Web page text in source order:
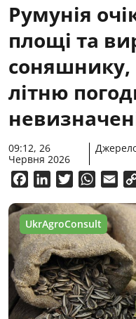
Румунія
площі та
літню
09:12, 26
Червня 2026
FacebookLinkedInTwitter
UkrAgroConsult